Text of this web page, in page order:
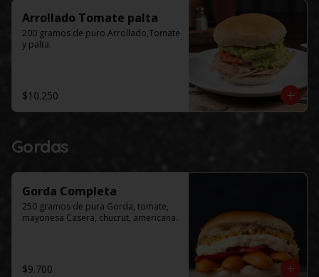
Arrollado Tomate palta
200 gramos de puro Arrollado,Tomate
y palta.
$10.250
Gordas
Gorda Completa
250 gramos de pura Gorda, tomate,
mayonesa Casera, chucrut, americana.
$9.700